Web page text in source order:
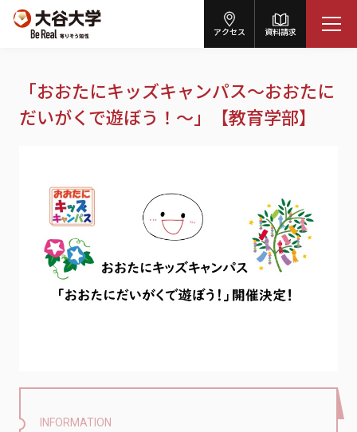
アクセス 資料請求
「おおたにキッズキャンパス～おおたに
だいがくで遊ぼう！～」【教育学部】
INFORMATION